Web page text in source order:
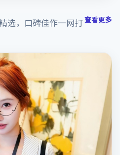
选，口碑佳作一网打查看更多